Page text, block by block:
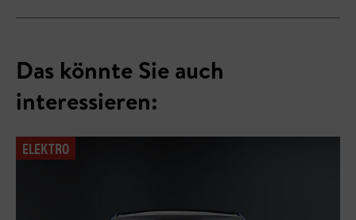
Das könnte Sie auch
interessieren:
ELEKTRO